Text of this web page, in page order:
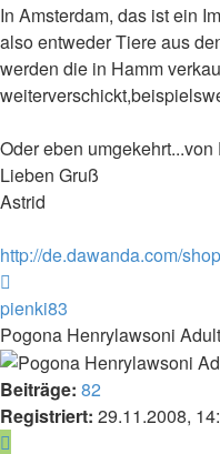
In Amsterdam, das ist ein
also entweder Tiere aus
werden die in Hamm
Oder eben
Lieben Gruß
Astrid
http://de.dawanda.com/
oben
pienki83
Pogona Henrylawsoni Adult
Beiträge: 82
Registriert: 29.11.2008,